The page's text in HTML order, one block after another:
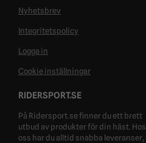
Nyhetsbrev
Integritetspolicy
Logga in
Cookie inställningar
RIDERSPORT.SE
På Ridersport.se finner du ett brett
utbud av produkter för din häst. Hos
oss har du alltid snabba leveranser,